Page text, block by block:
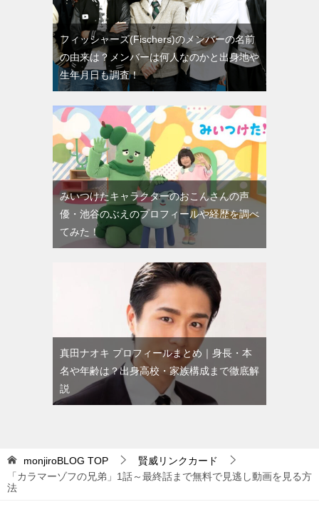
フィッシャーズ(Fischers)のメンバーの名前
の由来は？メンバーは何人なのかと出身地や
生年月日も調査！
みいつけたキャラクターのおこんさんの声
優・池谷のぶえのプロフィールや経歴を調べ
てみた！
真田ナオキ プロフィールまとめ｜身長・本
名や年齢は？出身高校・家族構成まで徹底解
説
monjiroBLOG TOP
賢威リンクカード
「カラマーゾフの兄弟」1話～最終話まで無料で見逃し動画を見る方
法